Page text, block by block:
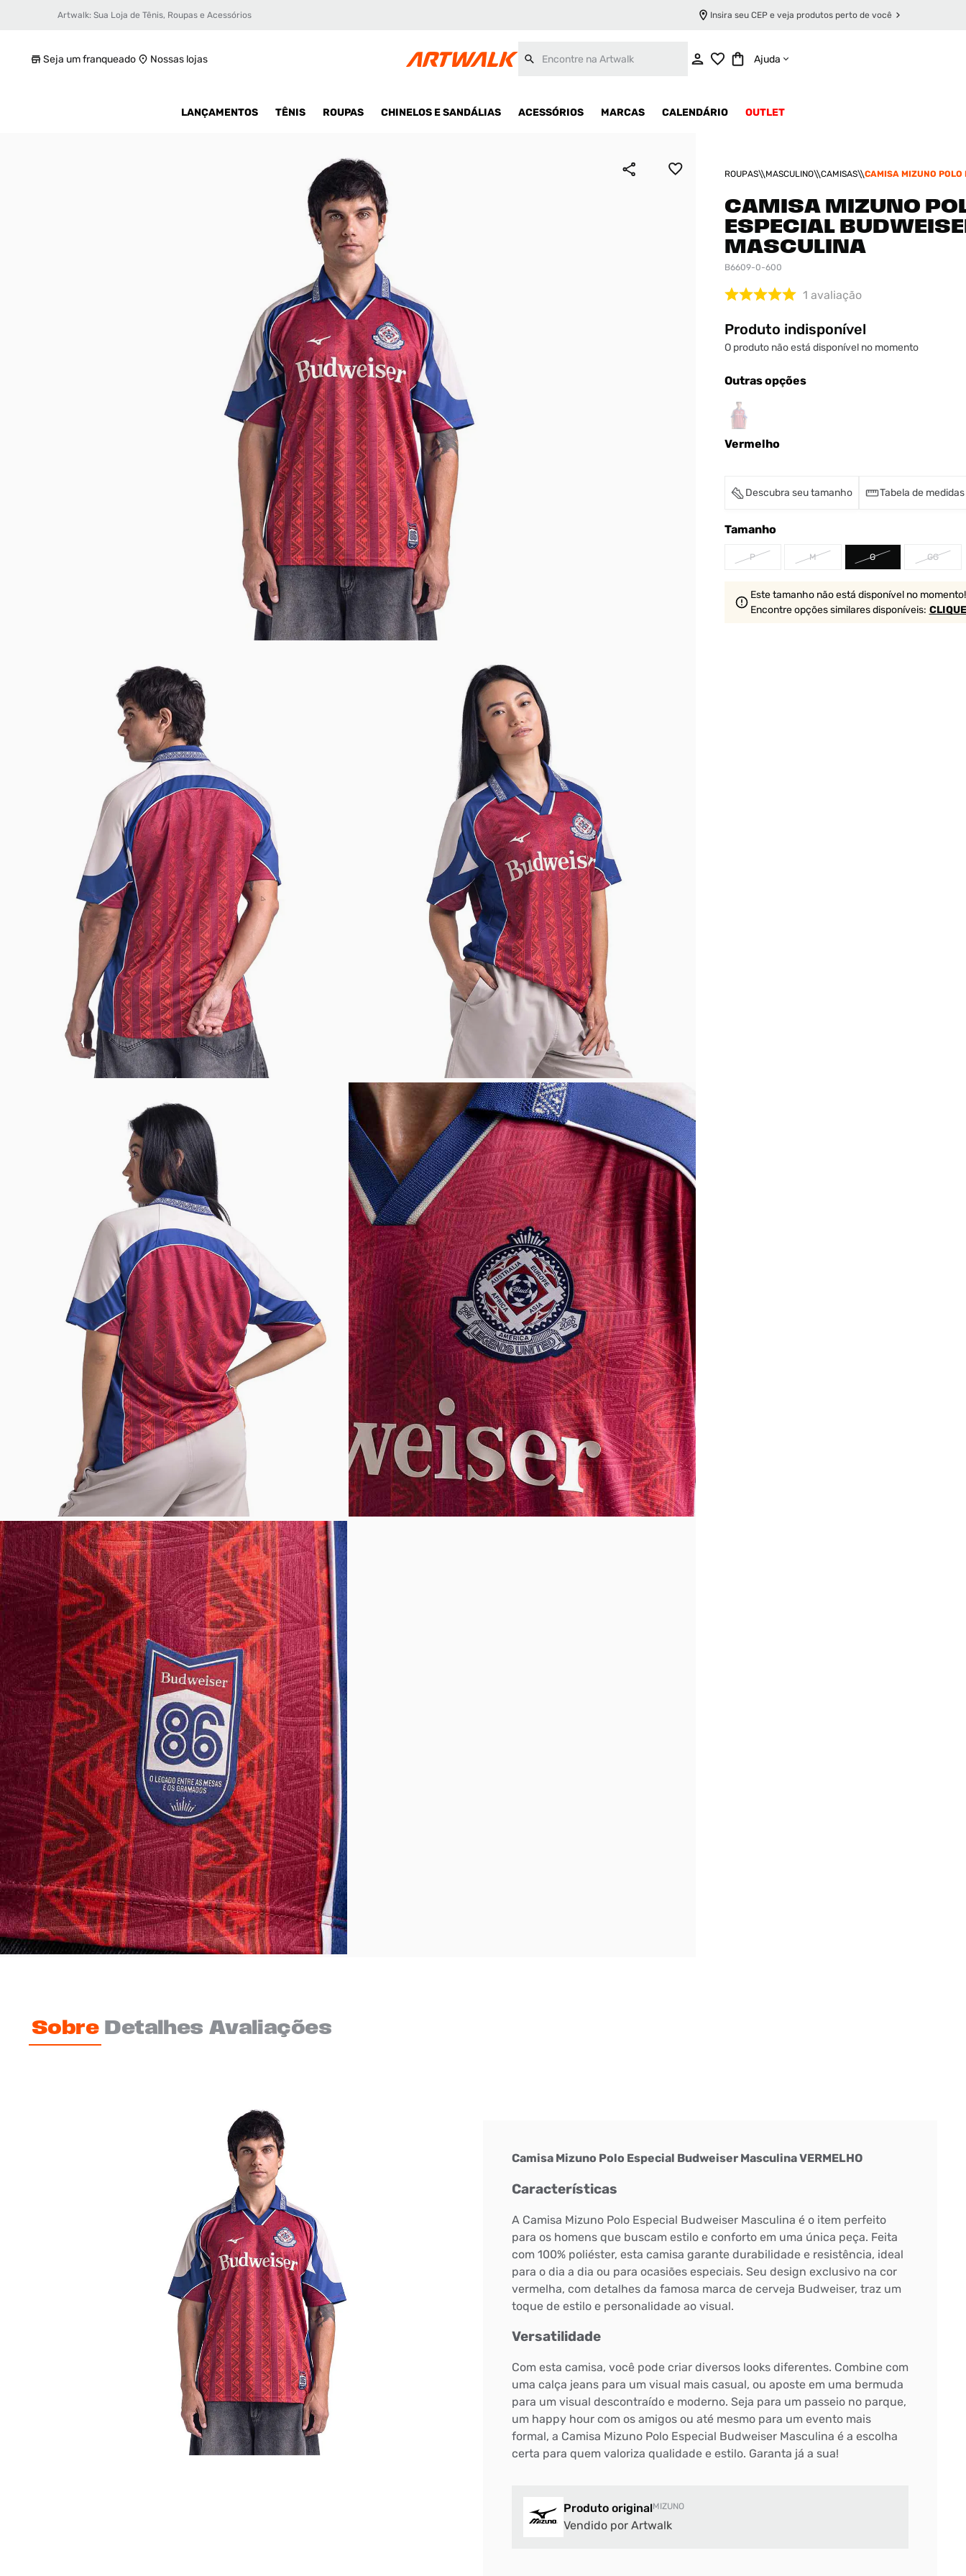
Artwalk: Sua Loja de Tênis, Roupas e Acessórios Insira seu CEP e veja produtos perto de você
Para ter uma melhor experiência de compra, insira seu CEP
e veja a seleção de produtos disponíveis para sua região
DIGITE SEU CEP
Seja um franqueado Nossas lojas Ajuda
LANÇAMENTOS TÊNIS ROUPAS CHINELOS E SANDÁLIAS ACESSÓRIOS MARCAS CALENDÁRIO OUTLET
ROUPAS MASCULINO CAMISAS
CAMISA MIZUNO POLO
CAMISA MIZUNO
ESPECIAL
MASCULINA
B6609-0-600
1 avaliação
Produto indisponível
O produto não está disponível no momento
Outras opções
Vermelho
Descubra seu tamanho Tabela de medidas
Tamanho
P M G GG
Este tamanho não está disponível no momento!
Encontre opções similaresdisponíveis:
Sobre Detalhes Avaliações
Camisa Mizuno Polo Especial Budweiser Masculina VERMELHO
Características
A Camisa Mizuno Polo Especial Budweiser Masculina é o item perfeito
para os homens que buscam estilo e conforto em uma única peça. Feita
com 100% poliéster, esta camisa garante durabilidade e resistência, ideal
para o dia a dia ou para ocasiões especiais. Seu design exclusivo na cor
vermelha, com detalhes da famosa marca de cerveja Budweiser, traz um
toque de estilo e personalidade ao visual.
Versatilidade
Com esta camisa, você pode criar diversos looks diferentes. Combine com
uma calça jeans para um visual mais casual, ou aposte em uma bermuda
para um visual descontraído e moderno. Seja para um passeio no parque,
um happy hour com os amigos ou até mesmo para um evento mais
formal, a Camisa Mizuno Polo Especial Budweiser Masculina é a escolha
certa para quem valoriza qualidade e estilo. Garanta já a sua!
Produto originalMIZUNO
Vendido por Artwalk
Camisa Mizuno Polo Especial Budweiser Masculina